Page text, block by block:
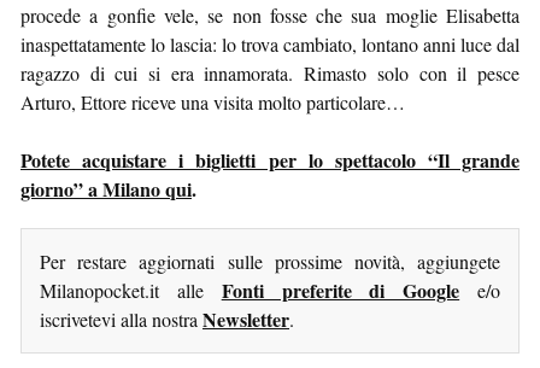
procede a gonfie vele, se non fosse che sua moglie Elisabetta
inaspettatamente lo lascia: lo trova cambiato, lontano anni luce dal
ragazzo di cui si era innamorata. Rimasto solo con il pesce
Arturo, Ettore riceve una visita molto particolare…
Potete acquistare i biglietti per lo spettacolo “Il grande
giorno” a Milano qui.
Per restare aggiornati sulle prossime novità, aggiungete
Milanopocket.it alle Fonti preferite di Google e/o
iscrivetevi alla nostra Newsletter.